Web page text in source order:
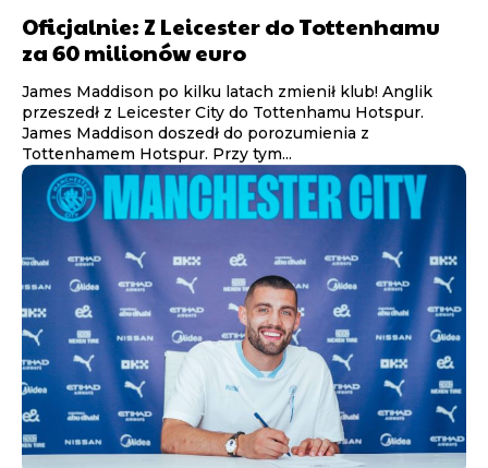
Oficjalnie: Z Leicester do Tottenhamu
za 60 milionów euro
James Maddison po kilku latach zmienił klub! Anglik
przeszedł z Leicester City do Tottenhamu Hotspur.
James Maddison doszedł do porozumienia z
Tottenhamem Hotspur. Przy tym...